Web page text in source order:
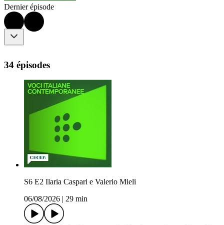
Dernier épisode
34 épisodes
S6 E2 Ilaria Caspari e Valerio Mieli
06/08/2026
29 min